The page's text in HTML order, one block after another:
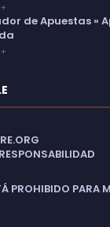
de Apuestas »
PROHIBIDO PARA